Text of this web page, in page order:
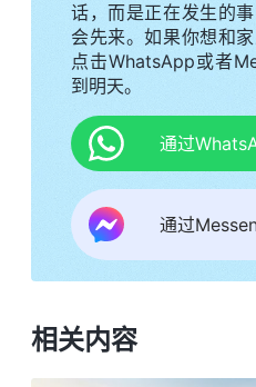
规自己，操练看看，有
之后，我就在心里
做负责人，总想逃避呢
裹自己，总粉饰自己、
看，这是什么性情？这
么打、怎么斗、怎么杀
盖，在面向公众的时候
撒但本性突出的一点就
中有好的评价、有高的
话，而是正在发生的
会先来。如果你想和
点击WhatsApp或者
到明天。
通过
通过
相关内容